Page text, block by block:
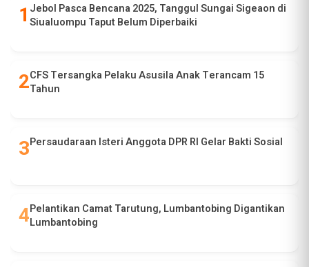
Jebol Pasca Bencana 2025, Tanggul Sungai Sigeaon di
Siualuompu Taput Belum Diperbaiki
CFS Tersangka Pelaku Asusila Anak Terancam 15
Tahun
Persaudaraan Isteri Anggota DPR RI Gelar Bakti Sosial
Pelantikan Camat Tarutung, Lumbantobing Digantikan
Lumbantobing